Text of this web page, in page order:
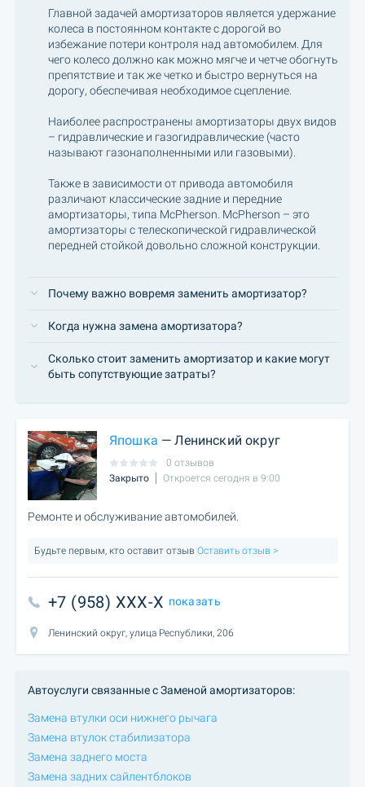
Главной задачей амортизаторов является удержание
колеса в постоянном контакте с дорогой во
избежание потери контроля над автомобилем. Для
чего колесо должно как можно мягче и четче обогнуть
препятствие и так же четко и быстро вернуться на
дорогу, обеспечивая необходимое сцепление.
Наиболее распространены амортизаторы двух видов
– гидравлические и газогидравлические (часто
называют газонаполненными или газовыми).
Также в зависимости от привода автомобиля
различают классические задние и передние
амортизаторы, типа McPherson. McPherson – это
амортизаторы с телескопической гидравлической
передней стойкой довольно сложной конструкции.
Почему важно вовремя заменить амортизатор?
Когда нужна замена амортизатора?
Сколько стоит заменить амортизатор и какие могут
быть сопутствующие затраты?
Япошка — Ленинский округ
0 отзывов
Закрыто
Откроется сегодня в 9:00
Ремонте и обслуживание автомобилей.
Будьте первым, кто оставит отзыв Оставить отзыв >
+7 (958) XXX-X показать
Ленинский округ, улица Республики, 206
Автоуслуги связанные с Заменой амортизаторов:
Замена втулки оси нижнего рычага
Замена втулок стабилизатора
Замена заднего моста
Замена задних сайлентблоков